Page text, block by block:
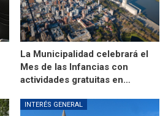
La Municipalidad celebrará el
Mes de las Infancias con
actividades gratuitas en…
INTERÉS GENERAL